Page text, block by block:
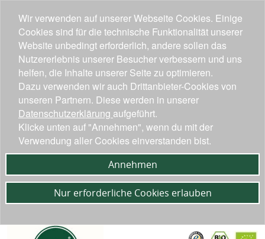
Wir verwenden auf unserer Webseite Cookies. Einige
Cookies sind für die technische Funktionalität unserer
Website unbedingt erforderlich, andere sollen das
Nutzererlebnis unserer Besucher verbessern und uns
helfen, die Inhalte unserer Seite zu optimieren.
Dazu verwenden wir auch Drittanbieter-Cookies von
unseren Partnern. Diese werden in unserer
Datenschutzerklärung aufgeführt.
Klicke unten auf "Annehmen", wenn du mit der
Verwendung aller Cookies einverstanden bist.
Annehmen
Nur erforderliche Cookies erlauben